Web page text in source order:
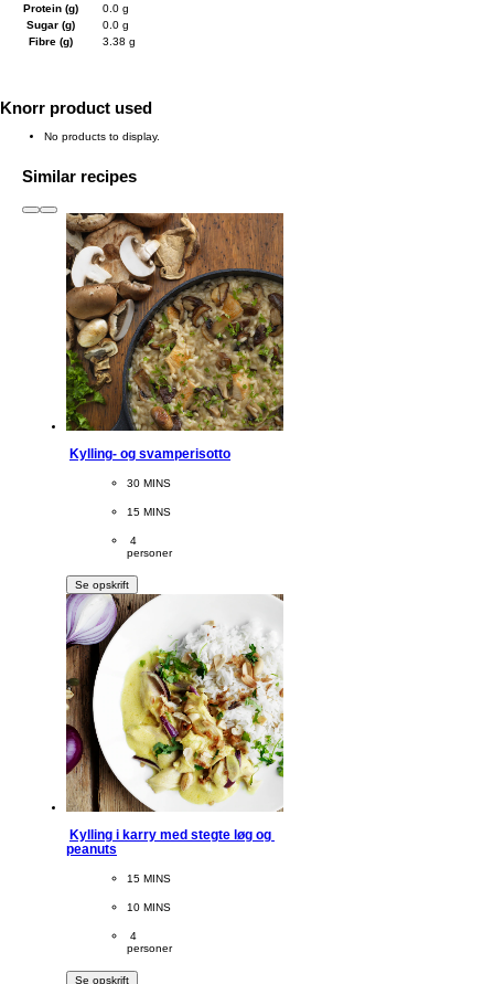
Protein (g)
0.0 g
Sugar (g)
0.0 g
Fibre (g)
3.38 g
Knorr product used
No products to display.
Similar recipes
1 to 3of 6
Kylling- og svamperisotto
CookingTime
30 MINS
PreparationTime
15 MINS
Servings
4
personer
Se opskrift
Kylling i karry med stegte løg og
peanuts
CookingTime
15 MINS
PreparationTime
10 MINS
Servings
4
personer
Se opskrift